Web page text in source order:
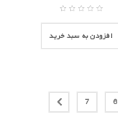
افزودن به سبد خرید
6
7